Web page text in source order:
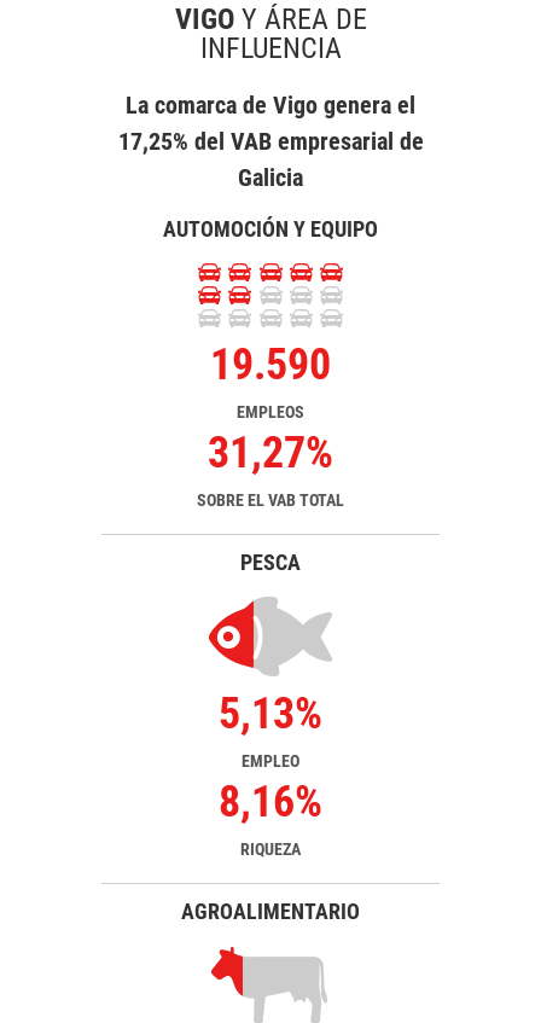
VIGOY ÁREA DE
INFLUENCIA
La comarca de Vigo genera el
17,25% del VAB empresarial de
Galicia
AUTOMOCIÓN Y EQUIPO
19.590
EMPLEOS
31,27%
SOBRE EL VAB TOTAL
PESCA
5,13%
EMPLEO
8,16%
RIQUEZA
AGROALIMENTARIO